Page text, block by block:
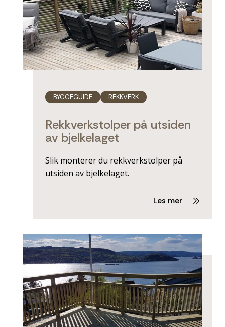
BYGGEGUIDE REKKVERK
Rekkverkstolper på utsiden
av bjelkelaget
Slik monterer du rekkverkstolper på
utsiden av bjelkelaget.
Les mer